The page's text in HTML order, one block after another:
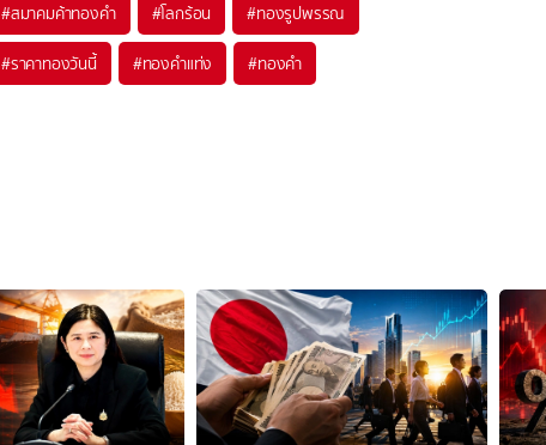
#สมาคมค้าทองคำ #โลกร้อน #ทองรูปพรรณ
#ราคาทองวันนี้ #ทองคำแท่ง #ทองคำ